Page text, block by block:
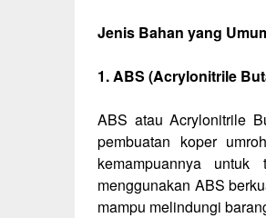
Jenis Bahan yang
1. ABS (Acrylonitrile
ABS atau Acrylonitrile
pembuatan koper
kemampuannya
menggunakan ABS
mampu melindungi